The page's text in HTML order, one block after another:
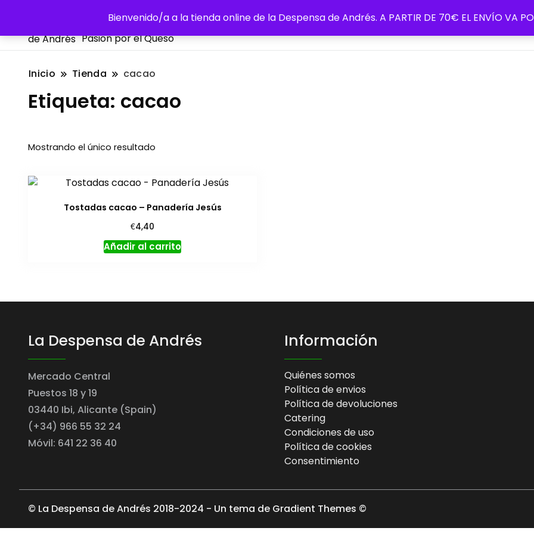
Bienvenido/a a la tienda online de la Despensa de Andrés. A PARTIR DE 70€ EL ENVÍO VA
La Despensa de Andrés
Pasión por el Queso
Blog Política de
Inicio Tienda cacao
Etiqueta: cacao
Mostrando el único resultado
Tostadas cacao – Panadería Jesús
€4,40
Añadir al carrito
La Despensa de Andrés
Mercado Central
Puestos 18 y 19
03440 Ibi, Alicante (Spain)
(+34) 966 55 32 24
Móvil: 641 22 36 40
Información
Quiénes somos
Política de envios
Política de devoluciones
Catering
Condiciones de uso
Política de cookies
Consentimiento
© La Despensa de Andrés 2018-2024 - Un tema de Gradient Themes ©